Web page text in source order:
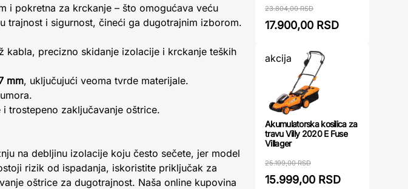
i pokretna za krckanje – što omogućava veću
trajnost i sigurnost, čineći ga dugotrajnim izborom.
kabla, precizno skidanje izolacije i krckanje teških
mm, uključujući veoma tvrde materijale.
trostepeno zaključavanje oštrice.
na debljinu izolacije koju često sečete, jer model
rizik od ispadanja, iskoristite priključak za
oštrice za dugotrajnost. Naša online kupovina
23.804,00 RSD
17.900,00 RSD
akcija
Akumulatorska kosilica za
travu Villy 2020 E Fuse
Villager
25.199,00 RSD
15.999,00 RSD